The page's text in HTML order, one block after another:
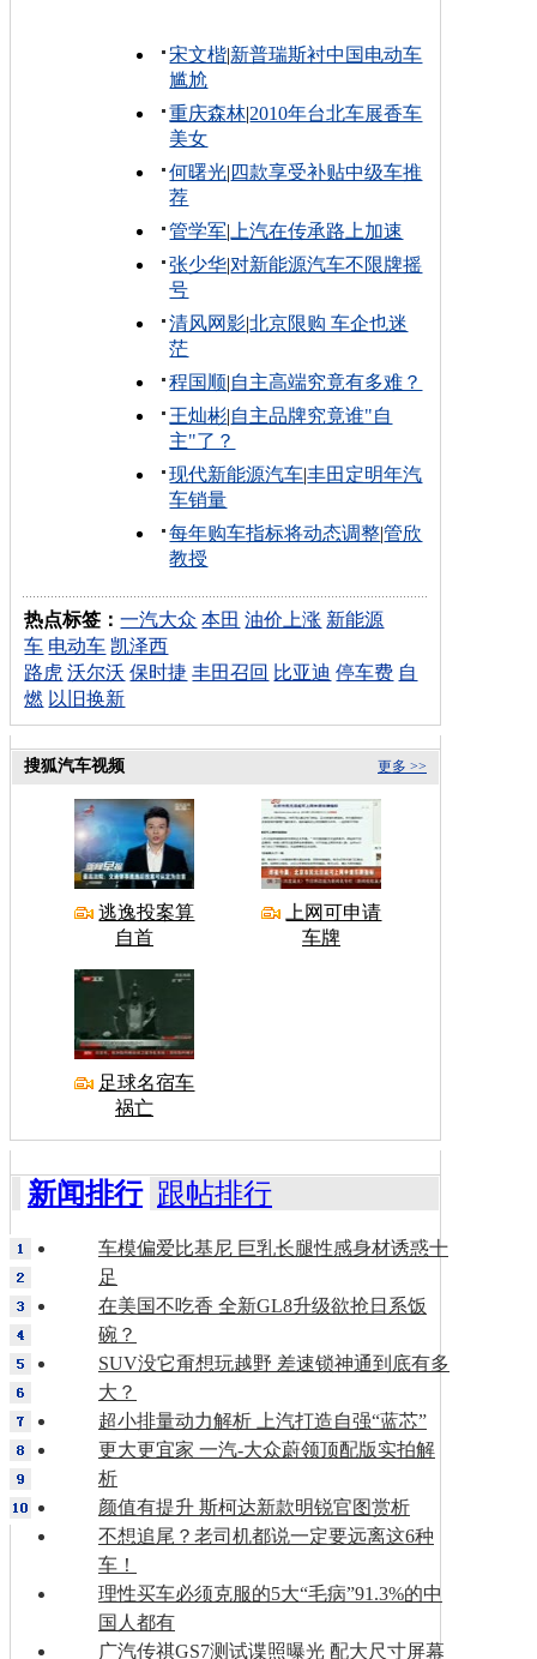
宋文楷|新普瑞斯衬中国电动车
尴尬
重庆森林|2010年台北车展香车
美女
何曙光| 四款享受补贴中级车推
荐
管学军| 上汽在传承路上加速
张少华|对新能源汽车不限牌摇
号
清风网影|北京限购 车企也迷
茫
程国顺|自主高端究竟有多难？
王灿彬|自主品牌究竟谁"自
主"了？
现代新能源汽车|丰田定明年汽
车销量
每年购车指标将动态调整|管欣
教授
热点标签：一汽大众 本田 油价上涨 新能源
车 电动车 凯泽西
路虎 沃尔沃 保时捷 丰田召回 比亚迪 停车费 自
燃 以旧换新
更多 >>
搜狐汽车视频
逃逸投案算
自首
上网可申请
车牌
足球名宿车
祸亡
新闻排行 跟帖排行
车模偏爱比基尼 巨乳长腿性感身材诱惑十
足
在美国不吃香 全新GL8升级欲抢日系饭
碗？
SUV没它甭想玩越野 差速锁神通到底有多
大？
超小排量动力解析 上汽打造自强“蓝芯”
更大更宜家 一汽-大众蔚领顶配版实拍解
析
颜值有提升 斯柯达新款明锐官图赏析
不想追尾？老司机都说一定要远离这6种
车！
理性买车必须克服的5大“毛病”91.3%的中
国人都有
广汽传祺GS7测试谍照曝光 配大尺寸屏幕